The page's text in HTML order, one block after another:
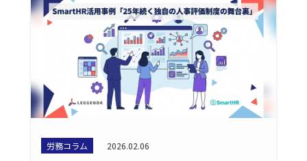
労務コラム 2026.02.06